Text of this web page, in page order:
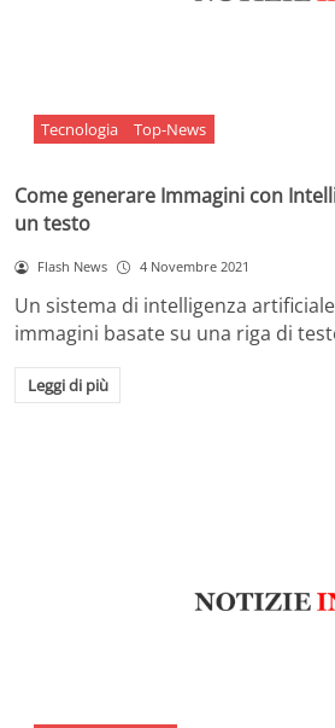
Tecnologia Top-News
Come generare Immagini con
un testo
Flash News 4 Novembre 2021
Un sistema di intelligenza
immagini basate su una riga di
Leggi di più